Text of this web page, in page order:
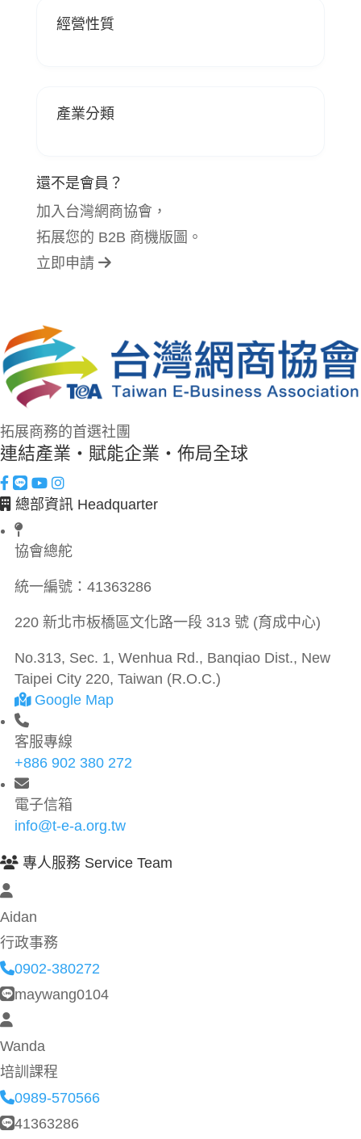
經營性質
產業分類
還不是會員？
加入台灣網商協會，
拓展您的 B2B 商機版圖。
立即申請
拓展商務的首選社團
連結產業・賦能企業・佈局全球
總部資訊 Headquarter
協會總舵
統一編號： 41363286
220 新北市板橋區文化路一段 313 號 (育成中心)
No.313, Sec. 1, Wenhua Rd., Banqiao Dist., New
Taipei City 220, Taiwan (R.O.C.)
Google Map
客服專線
+886 902 380 272
電子信箱
info@t-e-a.org.tw
專人服務 Service Team
Aidan
行政事務
0902-380272
maywang0104
Wanda
培訓課程
0989-570566
41363286